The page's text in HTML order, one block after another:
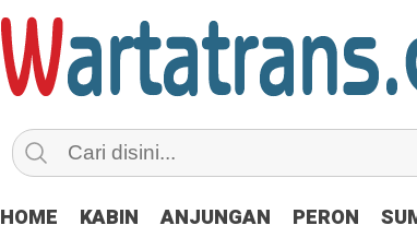
HOME KABIN ANJUNGAN PERON